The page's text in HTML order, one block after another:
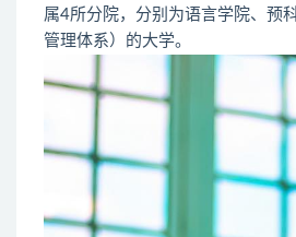
属4所分院，分别为语言学院、预
管理体系）的大学。